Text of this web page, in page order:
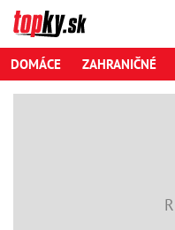
DOMÁCE ZAHRANIČNÉ